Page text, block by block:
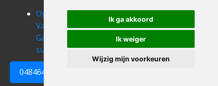
Ik ga akkoord
Ik weiger
Wijzig mijn voorkeuren
0484648161
Opruimen
Van Uw
Garage auby-
sur-semois
Opruimen
Van Uw
autelbas
Opruimen
Van Uw
Garage
awenne